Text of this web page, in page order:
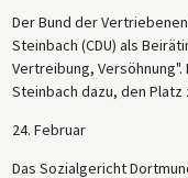
Der Bund der
Steinbach (CDU) als
Vertreibung,
Steinbach dazu, den
24. Februar
Das Sozialgericht